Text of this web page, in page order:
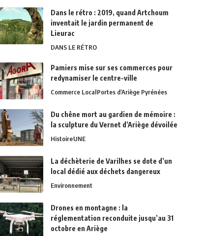
Dans le rétro : 2019, quand Artchoum
inventait le jardin permanent de
Lieurac
DANS LE RÉTRO
Pamiers mise sur ses commerces pour
redynamiser le centre-ville
Commerce LocalPortes d’Ariège Pyrénées
Du chêne mort au gardien de mémoire :
la sculpture du Vernet d’Ariège dévoilée
HistoireUNE
La déchèterie de Varilhes se dote d’un
local dédié aux déchets dangereux
Environnement
Drones en montagne : la
réglementation reconduite jusqu’au 31
octobre en Ariège